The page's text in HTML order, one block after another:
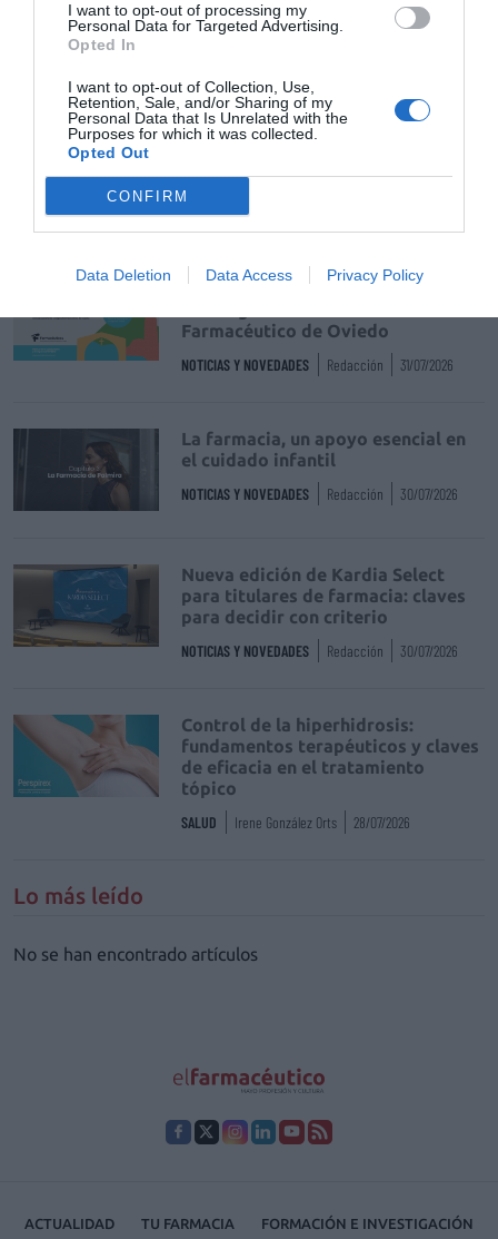
I want to opt-out of processing my
Personal Data for Targeted Advertising.
Opted In
I want to opt-out of Collection, Use,
Retention, Sale, and/or Sharing of my
Personal Data that Is Unrelated with the
Purposes for which it was collected.
Opted Out
CONFIRM
Data Deletion Data Access Privacy Policy
Destacados
La venta online de medicamentos
trazabilidad
DIGITAL Isabel Marín Moral
Récord de comunicaciones para el
Farmacéutico de Oviedo
NOTICIAS Y NOVEDADES Redacción 31/07/2026
La farmacia, un apoyo esencial en
el cuidado infantil
NOTICIAS Y NOVEDADES Redacción 30/07/2026
Nueva edición de Kardia Select
para titulares de farmacia: claves
para decidir con criterio
NOTICIAS Y NOVEDADES Redacción 30/07/2026
Control de la hiperhidrosis:
fundamentos terapéuticos y claves
de eficacia en el tratamiento
tópico
SALUD Irene González Orts 28/07/2026
Lo más leído
No se han encontrado artículos
ACTUALIDAD TU FARMACIA FORMACIÓN E INVESTIGACIÓN